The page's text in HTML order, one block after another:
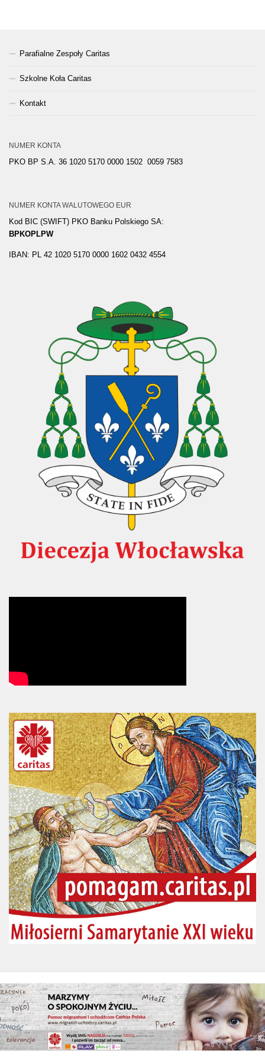
Parafialne Zespoły Caritas
Szkolne Koła Caritas
Kontakt
NUMER KONTA
PKO BP S.A. 36 1020 5170 0000 1502 0059 7583
NUMER KONTA WALUTOWEGO EUR
Kod BIC (SWIFT) PKO Banku Polskiego SA:
BPKOPLPW
IBAN: PL 42 1020 5170 0000 1602 0432 4554